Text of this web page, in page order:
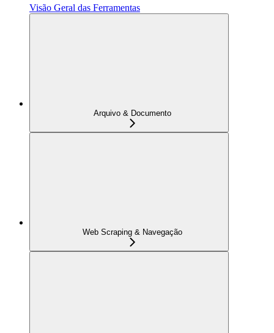
Visão Geral das Ferramentas
Arquivo & Documento
Web Scraping & Navegação